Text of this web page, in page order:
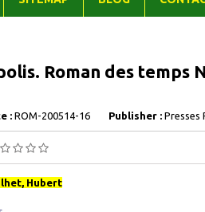
Roman des temps
: ROM-200514-16 Publisher : Presses
Hubert